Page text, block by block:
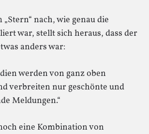
nach, wie genau die
war, stellt sich heraus, dass der
anders war:
werden von ganz oben
verbreiten nur geschönte und
Meldungen.“
eine Kombination von